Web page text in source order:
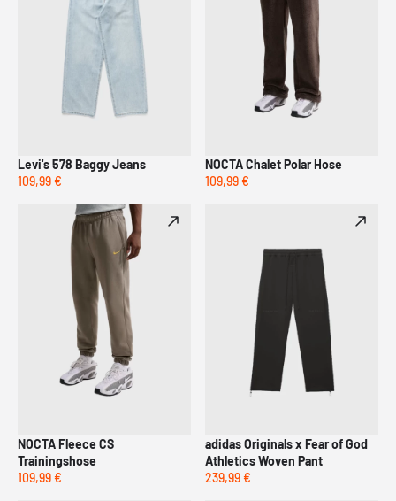
Levi's 578 Baggy Jeans
109,99 €
NOCTA Chalet Polar Hose
109,99 €
NOCTA Fleece CS
Trainingshose
109,99 €
adidas Originals x Fear of God
Athletics Woven Pant
239,99 €